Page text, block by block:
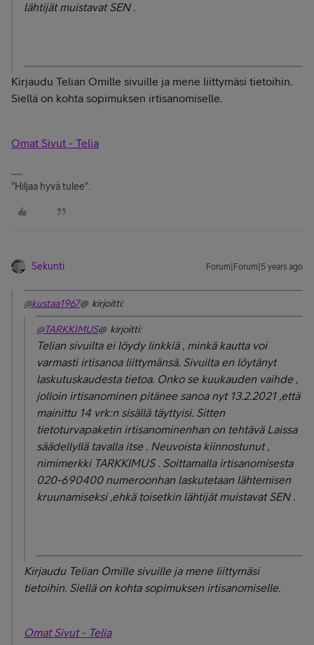
lähtijät muistavat SEN .
Kirjaudu Telian Omille sivuille ja mene liittymäsi tietoihin.
Siellä on kohta sopimuksen irtisanomiselle.
Omat Sivut - Telia
"Hiljaa hyvä tulee".
Sekunti Forum|Forum|5 years ago
@kustaa1967@ kirjoitti:
@TARKKIMUS@ kirjoitti:
Telian sivuilta ei löydy linkkiä , minkä kautta voi
varmasti irtisanoa liittymänsä. Sivuilta en löytänyt
laskutuskaudesta tietoa. Onko se kuukauden vaihde ,
jolloin irtisanominen pitänee sanoa nyt 13.2.2021 ,että
mainittu 14 vrk:n sisällä täyttyisi. Sitten
tietoturvapaketin irtisanominenhan on tehtävä Laissa
säädellyllä tavalla itse . Neuvoista kiinnostunut ,
nimimerkki TARKKIMUS . Soittamalla irtisanomisesta
020-690400 numeroonhan laskutetaan lähtemisen
kruunamiseksi ,ehkä toisetkin lähtijät muistavat SEN .
Kirjaudu Telian Omille sivuille ja mene liittymäsi
tietoihin. Siellä on kohta sopimuksen irtisanomiselle.
Omat Sivut - Telia